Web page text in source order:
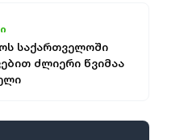
საქართველოში
ძლიერი წვიმაა